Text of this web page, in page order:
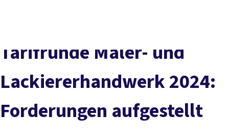
Service
Mitmachen
Tarifrunde Maler- und
Lackiererhandwerk 2024:
Forderungen aufgestellt